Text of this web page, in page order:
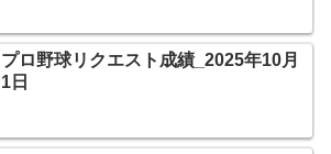
プロ野球リクエスト成績_2025年10月
1日